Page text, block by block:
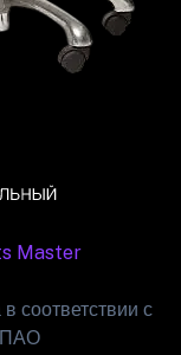
Master
соответствии с
ПАО